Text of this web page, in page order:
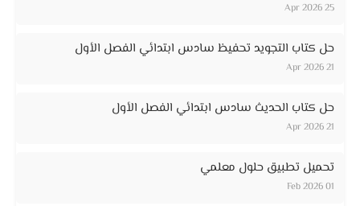
25 Apr 2026
حل كتاب التجويد تحفيظ سادس ابتدائي الفصل الأول
21 Apr 2026
حل كتاب الحديث سادس ابتدائي الفصل الأول
21 Apr 2026
تحميل تطبيق حلول معلمي
01 Feb 2026